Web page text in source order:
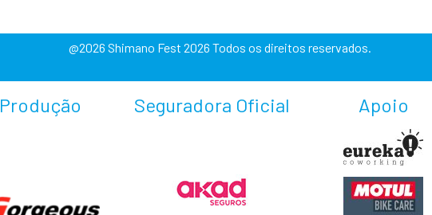
@2026 Shimano Fest 2026 Todos os direitos reservados.
Produção Seguradora Oficial Apoio